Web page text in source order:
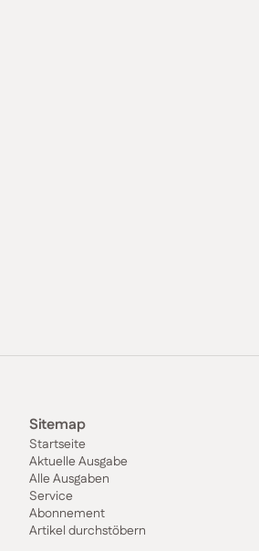
Sitemap
Startseite
Aktuelle Ausgabe
Alle Ausgaben
Service
Abonnement
Artikel durchstöbern